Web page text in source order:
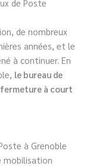
de Poste
de nombreux
années, et le
à continuer. En
le bureau de
fermeture à court
à Grenoble
mobilisation